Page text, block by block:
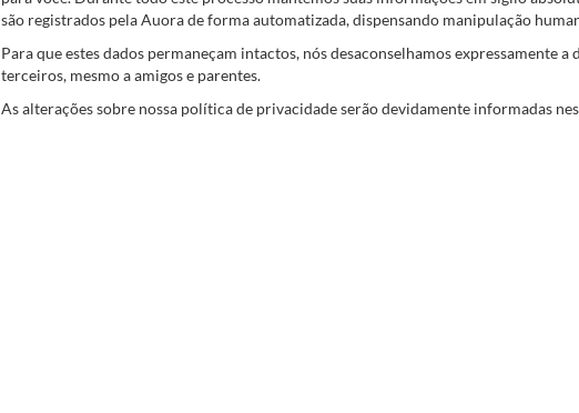
são registrados pela Auora de forma automatizada, dispensando manipulação
Para que estes dados permaneçam intactos, nós desaconselhamos expressamente a
terceiros, mesmo a amigos e parentes.
As alterações sobre nossa política de privacidade serão devidamente informadas